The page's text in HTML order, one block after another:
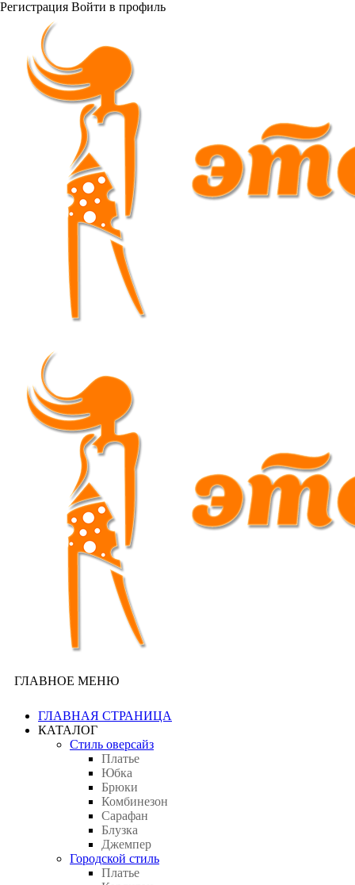
Регистрация Войти в профиль
ГЛАВНОЕ МЕНЮ
ГЛАВНАЯ СТРАНИЦА
КАТАЛОГ
Стиль оверсайз
Платье
Юбка
Брюки
Комбинезон
Сарафан
Блузка
Джемпер
Городской стиль
Платье